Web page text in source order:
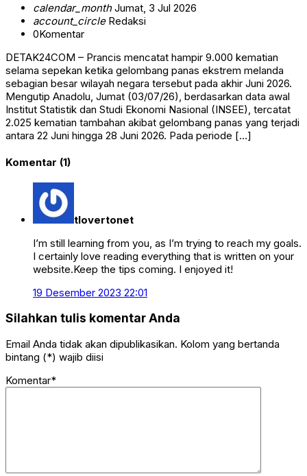
calendar_monthJumat, 3 Jul 2026
account_circleRedaksi
0Komentar
DETAK24COM – Prancis mencatat hampir 9.000 kematian
selama sepekan ketika gelombang panas ekstrem melanda
sebagian besar wilayah negara tersebut pada akhir Juni 2026.
Mengutip Anadolu, Jumat (03/07/26), berdasarkan data awal
Institut Statistik dan Studi Ekonomi Nasional (INSEE), tercatat
2.025 kematian tambahan akibat gelombang panas yang terjadi
antara 22 Juni hingga 28 Juni 2026. Pada periode […]
Komentar (1)
tlovertonet
I’m still learning from you, as I’m trying to reach my goals.
I certainly love reading everything that is written on your
website.Keep the tips coming. I enjoyed it!
19 Desember 2023 22:01
Silahkan tulis komentar Anda
Email Anda tidak akan dipublikasikan. Kolom yang bertanda
bintang (*) wajib diisi
Komentar*